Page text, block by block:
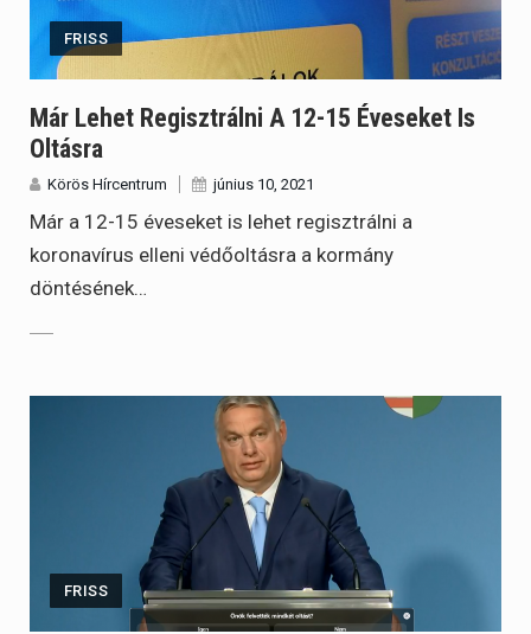
FRISS
Már Lehet Regisztrálni A 12-15 Éveseket Is
Oltásra
Körös Hírcentrum június 10, 2021
Már a 12-15 éveseket is lehet regisztrálni a
koronavírus elleni védőoltásra a kormány
döntésének…
FRISS